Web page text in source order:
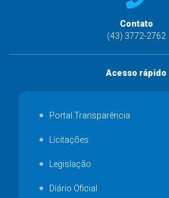
Contato
(43) 3772-2762
Acesso rápido
Portal Transparência
Licitações
Legislação
Diário Oficial